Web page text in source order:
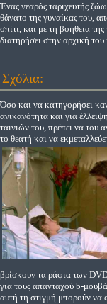
Ένας νεαρός ταριχευτής
θάνατο της γυναίκας του,
σπίτι, και με τη βοήθεια
διατηρήσει στην αρχική
Σχόλια:
Όσο και να κατηγορήσει
ανικανότητα και για
ταινιών του, πρέπει να του
το θεατή και να
βρίσκουν τα ράφια των
για τους απανταχού b-
αυτή τη στιγμή μπορούν να